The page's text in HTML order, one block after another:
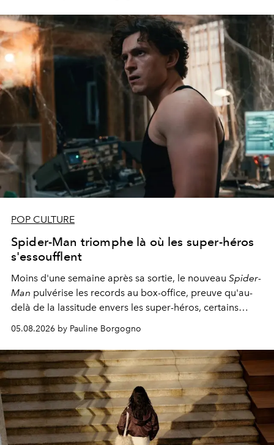
POP CULTURE
Spider-Man triomphe là où les super-héros
s'essoufflent
Moins d'une semaine après sa sortie, le nouveau Spider-
Man pulvérise les records au box-office, preuve qu'au-
delà de la lassitude envers les super-héros, certains
personnages continuent de susciter une ferveur intacte.
05.08.2026 by Pauline Borgogno